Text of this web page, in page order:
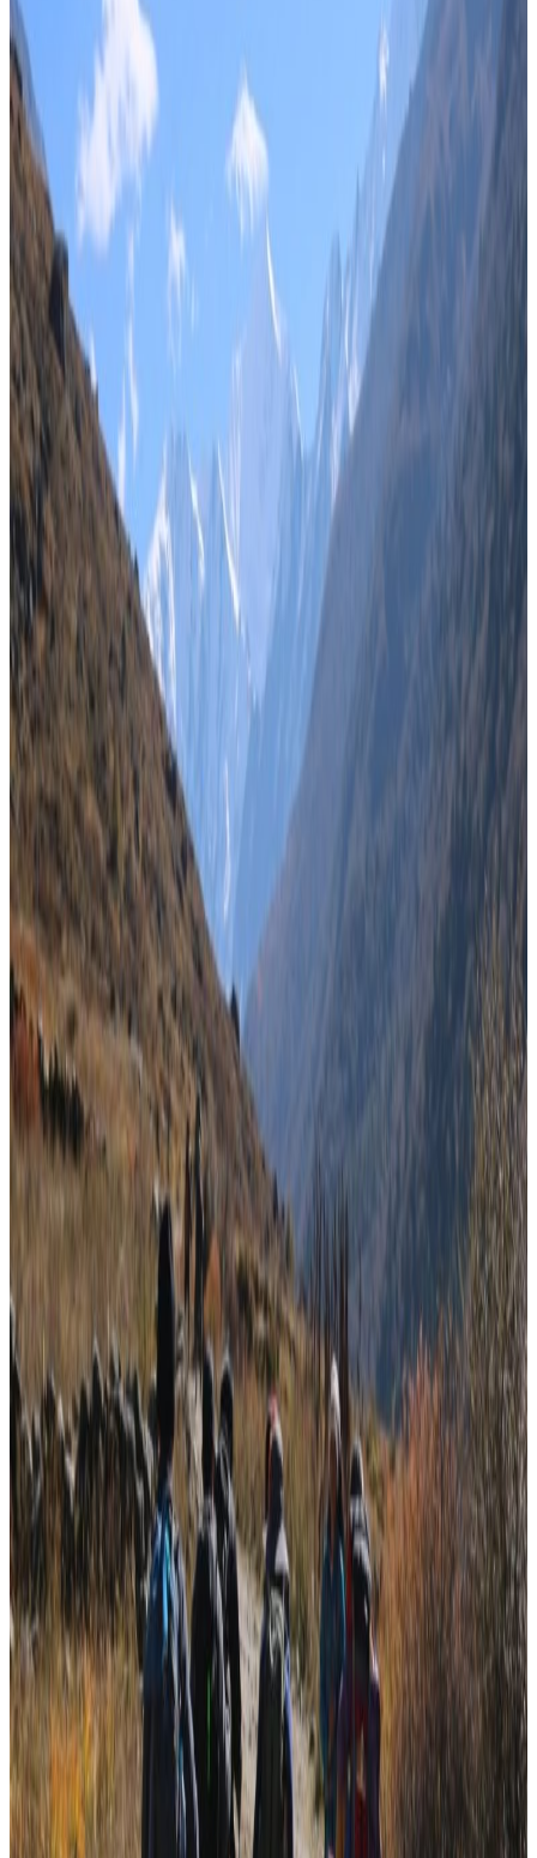
निर्वाचन अपडेट : रास्वपाले १०० कटाउदा
कांग्रेस-एमाले कति ?
Nepal Tube|
Sunday, 2026 March 8 / 1:25 pm
काठमाडौं । पछिल्लो मतगणनाको नतिजा अनुसार राष्ट्रिय स्वतन्त्र पार्टी
(रास्वपा)ले १०२ स्थानमा जित हात पारेको छ ।
रास्वपाले मत गणना जारी रहेका २३ स्थानमा अग्रता कायम राखेको छ
। कांग्रेसले १५ स्थानमा जित हात पार्दा १ स्थानमा अग्रता रहेको छ ।
एमालेले ७ जितसहित ४ स्थानमा अग्रता लिएको छ । नेपाली
कम्युनिस्ट पार्टीले ६ जितसहित २ स्थानमा अग्रता लिएको छ ।
यता, राप्रपाले १ जित, स्वतन्त्र रुपमा महावीर पुनले जित्नुभएको छ ।
हर्क साम्पाङको श्रमसंस्कृति पाटीले १ जितसहित २ स्थानमा जित
उन्मुख अग्रता कायम राखेको छ ।
समानुपातिकमा समेत रास्वपाको छलाङ
समानुपातिक मतगणनामा समेत रास्वपाले अहिलेसम्म १२ लाख मत
कटाइसकेको छ । कांग्रेसले ४ लाख बढी,एमालेले ३ लाख, नेकपाले १
लाख ३४ हजार कटाउदा राप्रपा र श्रमसंस्कृती थ्रेसहोल्ड कटाउने
दौडमा छन् ।